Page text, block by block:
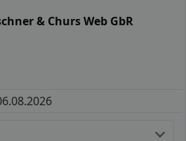
& Churs Web GbR